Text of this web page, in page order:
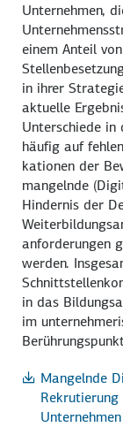
Unternehmen,
einem Anteil von
in ihrer
aktuelle
Unterschiede in
häufig auf
kationen der
mangelnde
Hindernis der
anforderungen
werden.
in das
im
Mangelnde
Unternehmen